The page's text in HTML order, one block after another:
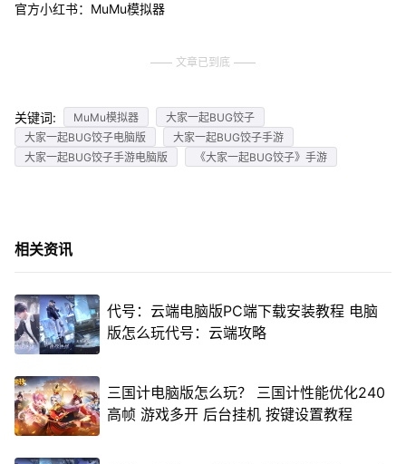
官方小红书：MuMu模拟器
文章已到底
关键词: MuMu模拟器
大家一起BUG饺子
大家一起BUG饺子电脑版
大家一起BUG饺子手游
大家一起BUG饺子手游电脑版
《大家一起BUG饺子》手游
相关资讯
代号：云端电脑版PC端下载安装教程 电脑
版怎么玩代号：云端攻略
三国计电脑版怎么玩？ 三国计性能优化240
高帧 游戏多开 后台挂机 按键设置教程